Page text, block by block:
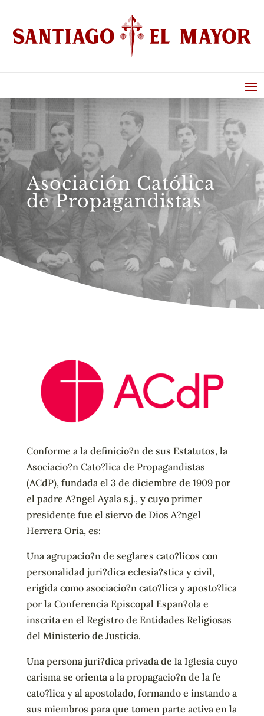
Asociación Católica
de Propagandistas
Conforme a la definicio?n de sus Estatutos, la
Asociacio?n Cato?lica de Propagandistas
(ACdP), fundada el 3 de diciembre de 1909 por
el padre A?ngel Ayala s.j., y cuyo primer
presidente fue el siervo de Dios A?ngel
Herrera Oria, es:
Una agrupacio?n de seglares cato?licos con
personalidad juri?dica eclesia?stica y civil,
erigida como asociacio?n cato?lica y aposto?lica
por la Conferencia Episcopal Espan?ola e
inscrita en el Registro de Entidades Religiosas
del Ministerio de Justicia.
Una persona juri?dica privada de la Iglesia cuyo
carisma se orienta a la propagacio?n de la fe
cato?lica y al apostolado, formando e instando a
sus miembros para que tomen parte activa en la